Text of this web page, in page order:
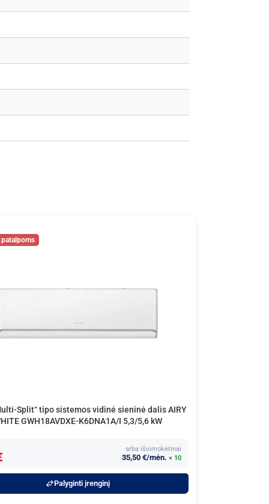
Split“ tipo sistemos vidinė sieninė dalis AIRY
GWH18AVDXE-K6DNA1A/I 5,3/5,6 kW
arba išsimokėtinai
35,50 €/mėn. × 10
Palyginti įrenginį